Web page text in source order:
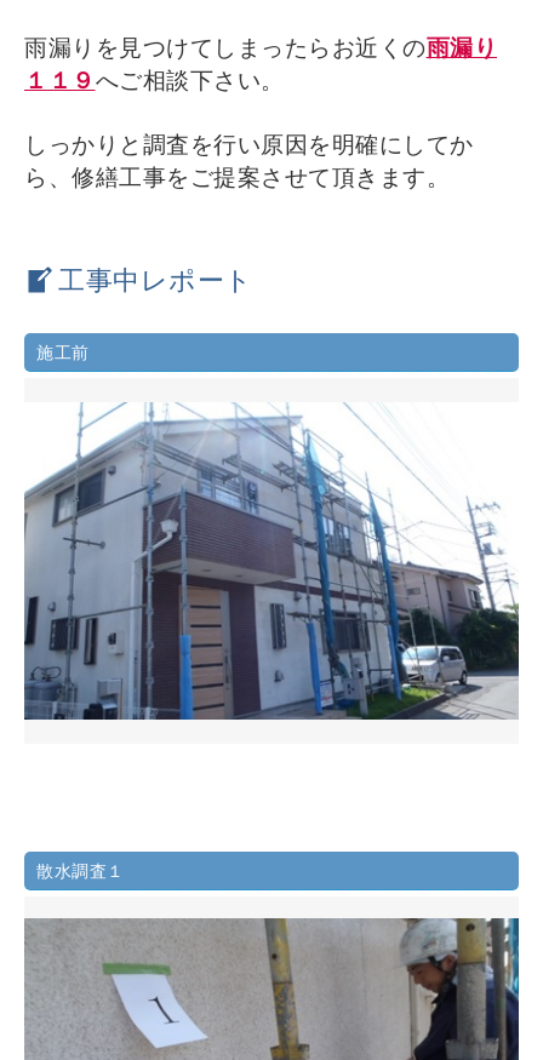
雨漏りを見つけてしまったらお近くの雨漏り
１１９ へご相談下さい。
しっかりと調査を行い原因を明確にしてか
ら、修繕工事をご提案させて頂きます。
工事中レポート
施工前
散水調査１